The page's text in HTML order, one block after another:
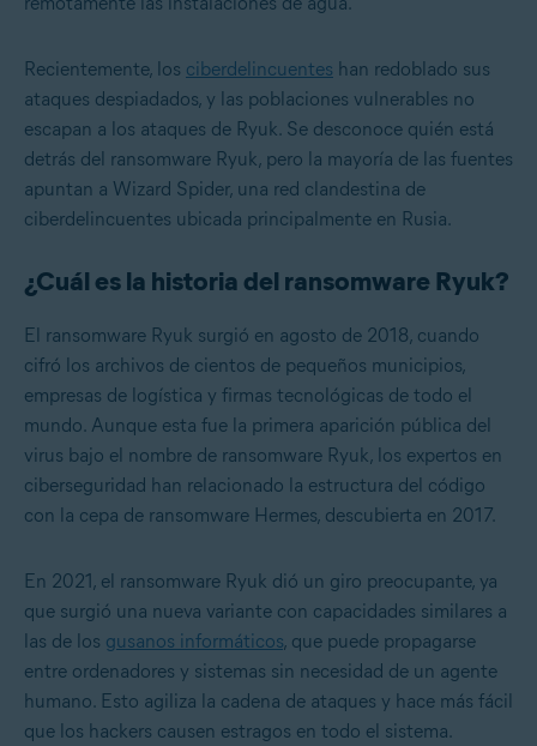
Recientemente, los ciberdelincuentes han redoblado sus
ataques despiadados, y las poblaciones vulnerables no
escapan a los ataques de Ryuk. Se desconoce quién está
detrás del ransomware Ryuk, pero la mayoría de las fuentes
apuntan a Wizard Spider, una red clandestina de
ciberdelincuentes ubicada principalmente en Rusia.
¿Cuál es la historia del ransomware Ryuk?
El ransomware Ryuk surgió en agosto de 2018, cuando
cifró los archivos de cientos de pequeños municipios,
empresas de logística y firmas tecnológicas de todo el
mundo. Aunque esta fue la primera aparición pública del
virus bajo el nombre de ransomware Ryuk, los expertos en
ciberseguridad han relacionado la estructura del código
con la cepa de ransomware Hermes, descubierta en 2017.
En 2021, el ransomware Ryuk dió un giro preocupante, ya
que surgió una nueva variante con capacidades similares a
las de los gusanos informáticos, que puede propagarse
entre ordenadores y sistemas sin necesidad de un agente
humano. Esto agiliza la cadena de ataques y hace más fácil
que los hackers causen estragos en todo el sistema.